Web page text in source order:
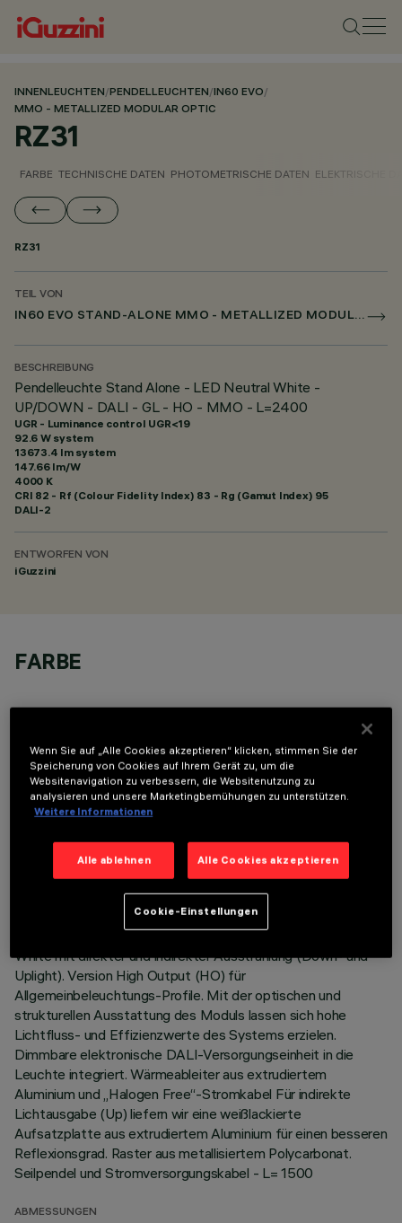
INNENLEUCHTEN/PENDELLEUCHTEN/IN60 EVO/
MMO - METALLIZED MODULAR OPTIC
RZ31
FARBE TECHNISCHE DATEN PHOTOMETRISCHE DATEN ELEKTRISCHE
RZ31
TEIL VON
IN60 EVO STAND-ALONE MMO - METALLIZED MODULAR OPTIC
BESCHREIBUNG
Pendelleuchte Stand Alone - LED Neutral White -
UP/DOWN - DALI - GL - HO - MMO - L=2400
UGR - Luminance control UGR<19
92.6 W system
13673.4 lm system
147.66 lm/W
4000 K
CRI 82 - Rf (Colour Fidelity Index) 83 - Rg (Gamut Index) 95
DALI-2
ENTWORFEN VON
iGuzzini
FARBE
TECHNISCHE DATEN
LETZTES UPDATE: 06.08.2026
BESCHREIBUNG
Pendel-Beleuchtungskörper Stand Alone. Das Produkt
besteht aus einem Profil aus extrudiertem Aluminium mit
Enddeckeln aus Zamak. Befestigungsplatte LED Neutral
White mit direkter und indirekter Ausstrahlung (Down- und
Uplight). Version High Output (HO) für
Allgemeinbeleuchtungs-Profile. Mit der optischen und
strukturellen Ausstattung des Moduls lassen sich hohe
Lichtfluss- und Effizienzwerte des Systems erzielen.
Dimmbare elektronische DALI-Versorgungseinheit in die
Leuchte integriert. Wärmeableiter aus extrudiertem
Aluminium und „Halogen Free“-Stromkabel Für indirekte
Lichtausgabe (Up) liefern wir eine weißlackierte
Aufsatzplatte aus extrudiertem Aluminium für einen besseren
Reflexionsgrad. Raster aus metallisiertem Polycarbonat.
Seilpendel und Stromversorgungskabel - L= 1500
ABMESSUNGEN
Wenn Sie auf „Alle Cookies akzeptieren“ klicken, stimmen Sie der
Speicherung von Cookies auf Ihrem Gerät zu, um die
Websitenavigation zu verbessern, die Websitenutzung zu
analysieren und unsere Marketingbemühungen zu unterstützen.
Weitere Informationen
Alle ablehnen Alle Cookies akzeptieren
Cookie-Einstellungen